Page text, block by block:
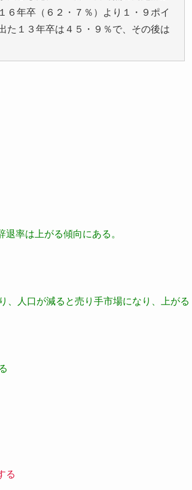
６年卒（６２・７％）より１・９ポイ
た１３年卒は４５・９％で、その後は
率は上がる傾向にある。
、人口が減ると売り手市場になり、上がる
る